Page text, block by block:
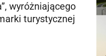
wyróżniającego
turystycznej